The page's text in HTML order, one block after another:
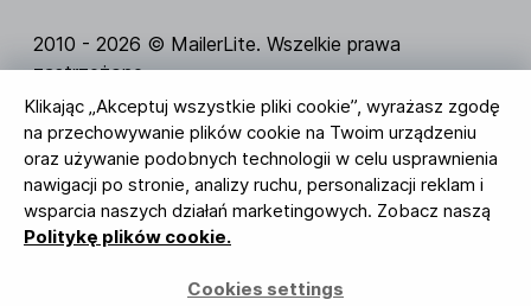
Klikając „Akceptuj wszystkie pliki cookie”, wyrażasz zgodę
na przechowywanie plików cookie na Twoim urządzeniu
oraz używanie podobnych technologii w celu usprawnienia
nawigacji po stronie, analizy ruchu, personalizacji reklam i
wsparcia naszych działań marketingowych. Zobacz naszą
Politykę plików cookie.
Cookies settings
2010 - 2026 © MailerLite. Wszelkie prawa
zastrzeżone.
Regulamin Serwisu Polityka Prywatności
Strona
zaufania
Ustawienia ciasteczek
Identyfikacja
wizualna
BUREAU VERITAS
ISO 27001 Certification
Zgodność z RODO